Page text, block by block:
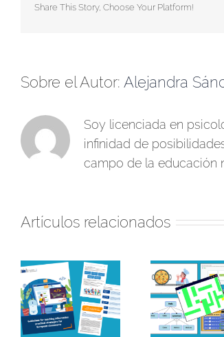
Share This Story, Choose Your Platform!
Sobre el Autor: Alejandra
Soy licenciada en
infinidad de
campo de la educación
Artículos relacionados
REA para trabajar
la variabilidad en
el aula: una nueva
dimensión del
pensamiento
a
Ideas
para